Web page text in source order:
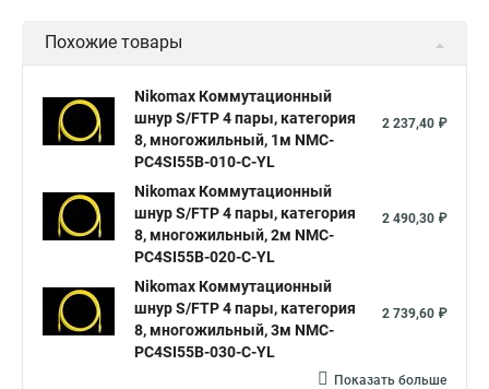
Похожие товары
Nikomax Коммутационный
шнур S/FTP 4 пары, категория
8, многожильный, 1м NMC-
PC4SI55B-010-C-YL
2 237,40 ₽
Nikomax Коммутационный
шнур S/FTP 4 пары, категория
8, многожильный, 2м NMC-
PC4SI55B-020-C-YL
2 490,30 ₽
Nikomax Коммутационный
шнур S/FTP 4 пары, категория
8, многожильный, 3м NMC-
PC4SI55B-030-C-YL
2 739,60 ₽
Показать больше